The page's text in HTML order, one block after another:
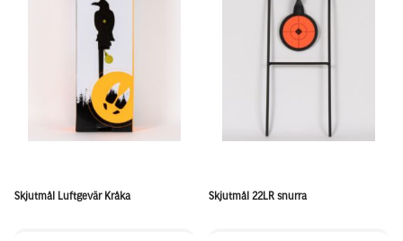
Skjutmål Luftgevär Kråka Skjutmål 22LR snurra